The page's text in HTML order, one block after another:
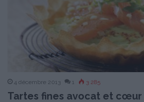
4 décembre 2013 1 3 285
Tartes fines avocat et cœur